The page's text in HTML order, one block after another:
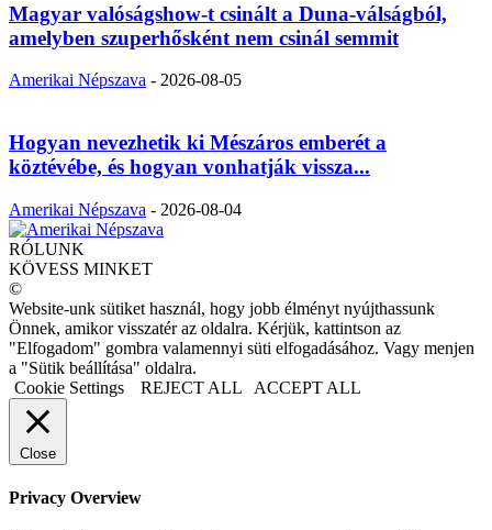
Magyar valóságshow-t csinált a Duna-válságból,
amelyben szuperhősként nem csinál semmit
Amerikai Népszava - 2026-08-05
Hogyan nevezhetik ki Mészáros emberét a
köztévébe, és hogyan vonhatják vissza...
Amerikai Népszava - 2026-08-04
RÓLUNK
KÖVESS MINKET
©
Website-unk sütiket használ, hogy jobb élményt nyújthassunk
Önnek, amikor visszatér az oldalra. Kérjük, kattintson az
"Elfogadom" gombra valamennyi süti elfogadásához. Vagy menjen
a "Sütik beállítása" oldalra.
Cookie Settings
REJECT ALL ACCEPT ALL
Close
Privacy Overview